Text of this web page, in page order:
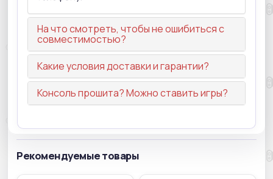
На что смотреть, чтобы не ошибиться с
совместимостью?
Какие условия доставки и гарантии?
Консоль прошита? Можно ставить игры?
Рекомендуемые товары